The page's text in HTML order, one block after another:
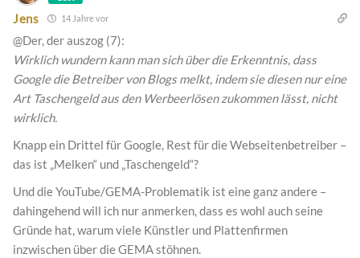
Jens 14 Jahre vor
@Der, der auszog (7):
Wirklich wundern kann man sich über die Erkenntnis, dass
Google die Betreiber von Blogs melkt, indem sie diesen nur eine
Art Taschengeld aus den Werbeerlösen zukommen lässt, nicht
wirklich.
Knapp ein Drittel für Google, Rest für die Webseitenbetreiber –
das ist „Melken“ und „Taschengeld“?
Und die YouTube/GEMA-Problematik ist eine ganz andere –
dahingehend will ich nur anmerken, dass es wohl auch seine
Gründe hat, warum viele Künstler und Plattenfirmen
inzwischen über die GEMA stöhnen.